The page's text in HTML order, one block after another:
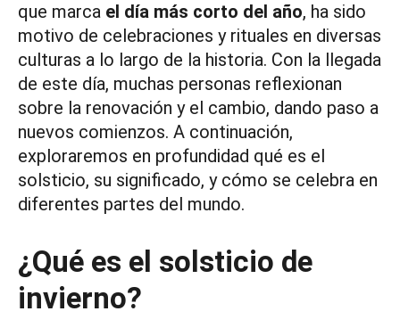
que marca el día más corto del año, ha sido
motivo de celebraciones y rituales en diversas
culturas a lo largo de la historia. Con la llegada
de este día, muchas personas reflexionan
sobre la renovación y el cambio, dando paso a
nuevos comienzos. A continuación,
exploraremos en profundidad qué es el
solsticio, su significado, y cómo se celebra en
diferentes partes del mundo.
¿Qué es el solsticio de
invierno?